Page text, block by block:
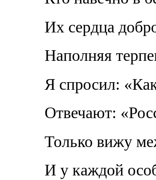
Их сердца
Наполняя
Я спросил:
Отвечают:
Только вижу
И у каждой